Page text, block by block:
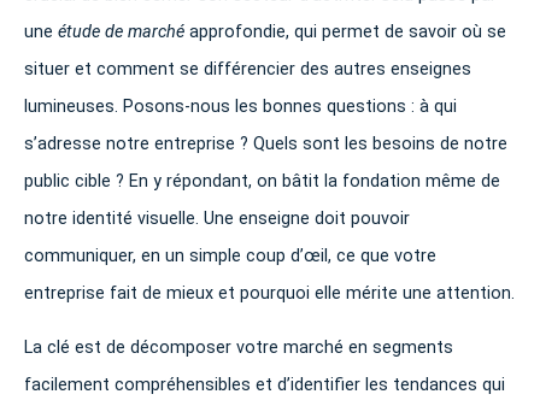
une étude de marché approfondie, qui permet de savoir où se
situer et comment se différencier des autres enseignes
lumineuses. Posons-nous les bonnes questions : à qui
s’adresse notre entreprise ? Quels sont les besoins de notre
public cible ? En y répondant, on bâtit la fondation même de
notre identité visuelle. Une enseigne doit pouvoir
communiquer, en un simple coup d’œil, ce que votre
entreprise fait de mieux et pourquoi elle mérite une attention.
La clé est de décomposer votre marché en segments
facilement compréhensibles et d’identifier les tendances qui